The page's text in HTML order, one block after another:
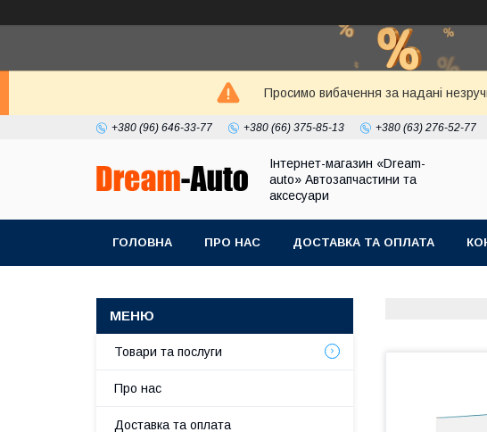
Просимо вибачення за надані
+380 (96) 646-33-77 +380 (66) 375-85-13 +380 (63) 276-52-77
Інтернет-магазин «Dream-
auto» Автозапчастини та
аксесуари
ГОЛОВНА ПРО НАС ДОСТАВКА ТА ОПЛАТА
Товари та послуги
Про нас
Доставка та оплата